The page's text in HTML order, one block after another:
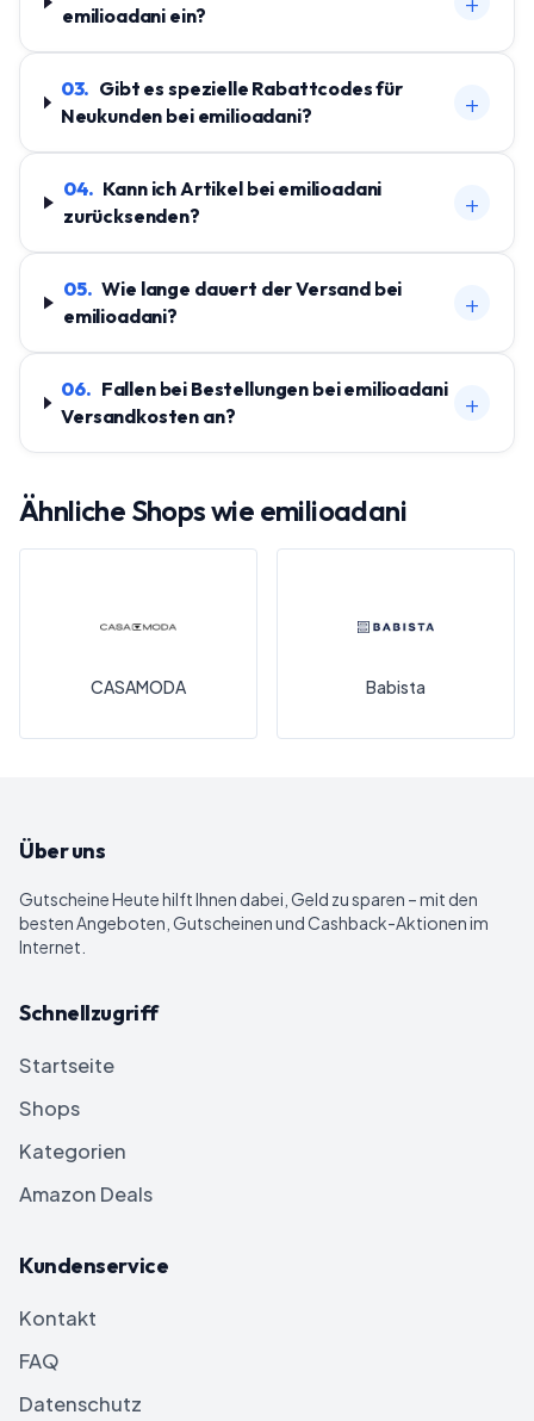
emilioadani ein?
03. Gibt es spezielle Rabattcodes für
Neukunden bei emilioadani?
+
04. Kann ich Artikel bei emilioadani
zurücksenden?
+
05. Wie lange dauert der Versand bei
emilioadani?
+
06. Fallen bei Bestellungen bei emilioadani
Versandkosten an?
+
Ähnliche Shops wie emilioadani
CASAMODA Babista
Über uns
Gutscheine Heutehilft Ihnen dabei, Geld zu sparen – mit den
besten Angeboten, Gutscheinen und Cashback-Aktionen im
Internet.
Schnellzugriff
Startseite
Shops
Kategorien
Amazon Deals
Kundenservice
Kontakt
FAQ
Datenschutz